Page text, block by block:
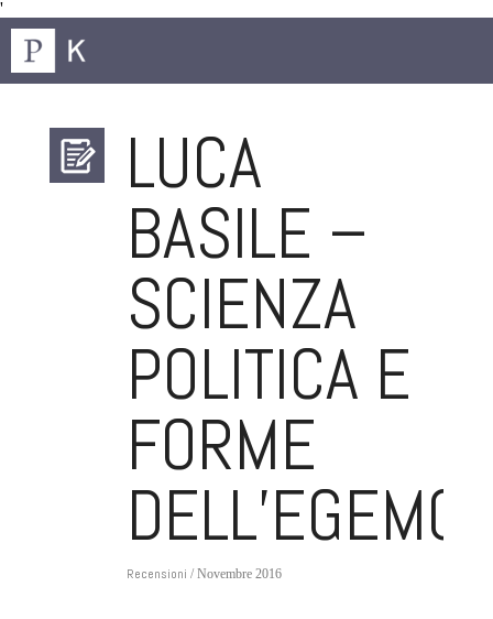
'
LUCA
BASILE –
SCIENZA
POLITICA E
FORME
Recensioni / Novembre 2016